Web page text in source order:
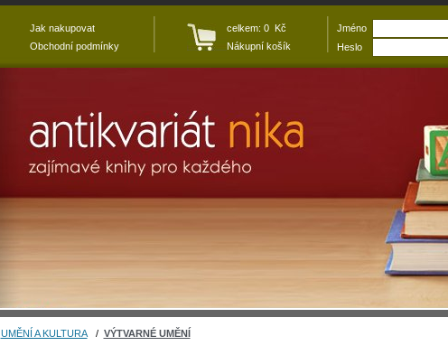
UMĚNÍ A KULTURA/ VÝTVARNÉ UMĚNÍ
Jak nakupovat
Obchodní podmínky
celkem: 0 Kč
Nákupní košík
Jméno
Heslo